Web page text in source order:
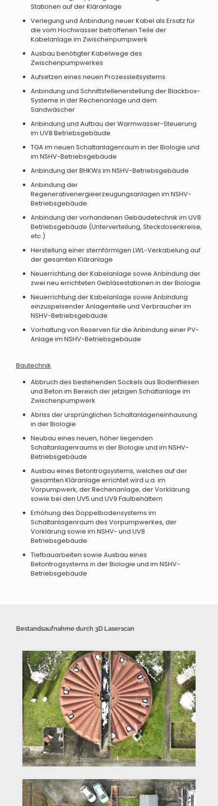
Stationen auf der Kläranlage
Verlegung und Anbindung neuer Kabel als Ersatz für
die vom Hochwasser betroffenen Teile der
Kabelanlage im Zwischenpumpwerk
Ausbau benötigter Kabelwege des
Zwischenpumpwerkes
Aufsetzen eines neuen Prozessleitsystems
Anbindung und Schnittstellenerstellung der Blackbox-
Systeme in der Rechenanlage und dem
Sandwäscher
Anbindung und Aufbau der Warmwasser-Steuerung
im UV8 Betriebsgebäude
TGA im neuen Schaltanlagenraum in der Biologie und
im NSHV-Betriebsgebäude
Anbindung der BHKWs im NSHV-Betriebsgebäude
Anbindung der
Regenerativenergieerzeugungsanlagen im NSHV-
Betriebsgebäude
Anbindung der vorhandenen Gebäudetechnik im UV8
Betriebsgebäude (Unterverteilung, Steckdosenkreise,
etc.)
Herstellung einer sternförmigen LWL-Verkabelung auf
der gesamten Kläranlage
Neuerrichtung der Kabelanlage sowie Anbindung der
zwei neu errichteten Gebläsestationen.in der Biologie
Neuerrichtung der Kabelanlage sowie Anbindung
einzuspeisender Anlagenteile und Verbraucher im
NSHV-Betriebsgebäude
Vorhaltung von Reserven für die Anbindung einer PV-
Anlage im NSHV-Betriebsgebäude
Bautechnik
Abbruch des bestehenden Sockels aus Bodenfliesen
und Beton im Bereich der jetzigen Schaltanlage im
Zwischenpumpwerk
Abriss der ursprünglichen Schaltanlageneinhausung
in der Biologie
Neubau eines neuen, höher liegenden
Schaltanlagenraums in der Biologie und im NSHV-
Betriebsgebäude
Ausbau eines Betontrogsystems, welches auf der
gesamten Kläranlage errichtet wird u.a. im
Vorpumpwerk, der Rechenanlage, der Vorklärung
sowie bei den UV5 und UV9 Faulbehältern
Erhöhung des Doppelbodensystems im
Schaltanlagenraum des Vorpumpwerkes, der
Vorklärung sowie im NSHV- und UV8
Betriebsgebäude
Tiefbauarbeiten sowie Ausbau eines
Betontrogsystems in der Biologie und im NSHV-
Betriebsgebäude
Bestandsaufnahme durch 3D Laserscan